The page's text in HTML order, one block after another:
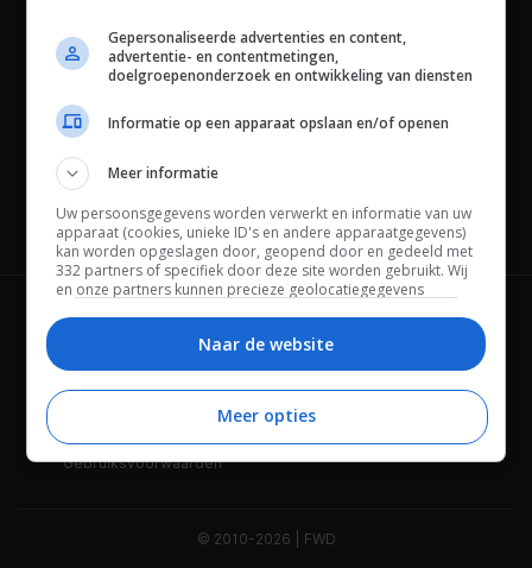
Channels
Wie is FWD Privacybeleid
Adverteren Contact
Gebruiksvoorwaarden
© 2010-2026 | FWD
Gepersonaliseerde advertenties en content,
advertentie- en contentmetingen,
doelgroepenonderzoek en ontwikkeling van diensten
Informatie op een apparaat opslaan en/of openen
Meer informatie
Uw persoonsgegevens worden verwerkt en informatie van uw
apparaat (cookies, unieke ID's en andere apparaatgegevens)
kan worden opgeslagen door, geopend door en gedeeld met
332 partners of specifiek door deze site worden gebruikt. Wij
en onze partners kunnen precieze geolocatiegegevens
Bepaalde leveranciers kunnen uw persoonsgegevens
beheren. Zoek onderaan deze pagina of in het sitemenu naar
een link om uw toestemming te beheren of in te trekken via de
privacy- en cookie-instellingen.
Naar de website
Meer opties